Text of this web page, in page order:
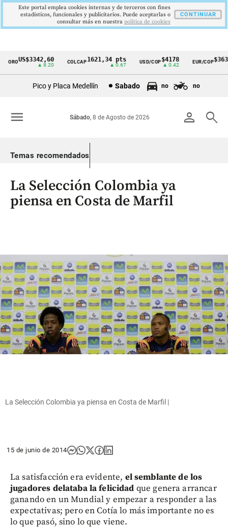
Cintillo
Colombia
OROUS$3342,60
▲ 8.20
COLCAP1621,34 pts
▲ 0.67
USD/COP$4178
▲ 0.42
EUR/COP$3639
Pico y Placa Medellín Sabado no no
person search
Sábado, 8 de Agosto de 2026
menu
Temas recomendados
La Selección Colombia ya
piensa en Costa de Marfil
La Selección Colombia ya piensa en Costa de Marfil |
15 de junio de 2014
La satisfacción era evidente, el semblante de los
jugadores delataba la felicidad que genera arrancar
ganando en un Mundial y empezar a responder a las
expectativas; pero en Cotía lo más importante no es
lo que pasó, sino lo que viene.
Este portal emplea cookies internas y de terceros con fines
estadísticos, funcionales y publicitarios. Puede aceptarlas o
consultar más en nuestra politica de cookies
CONTINUAR